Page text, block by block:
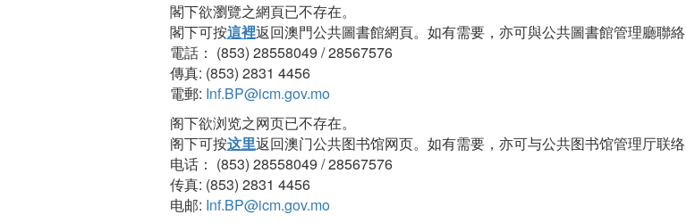
閣下欲瀏覽之網頁已不存在。
閣下可按這裡返回澳門公共圖書館網頁。如有需要，亦可與公共圖書館管理廳聯絡
電話： (853) 28558049 / 28567576
傳真: (853) 2831 4456
電郵: Inf.BP@icm.gov.mo
阁下欲浏览之网页已不存在。
阁下可按这里返回澳门公共图书馆网页。如有需要，亦可与公共图书馆管理厅联络
电话： (853) 28558049 / 28567576
传真: (853) 2831 4456
电邮: Inf.BP@icm.gov.mo